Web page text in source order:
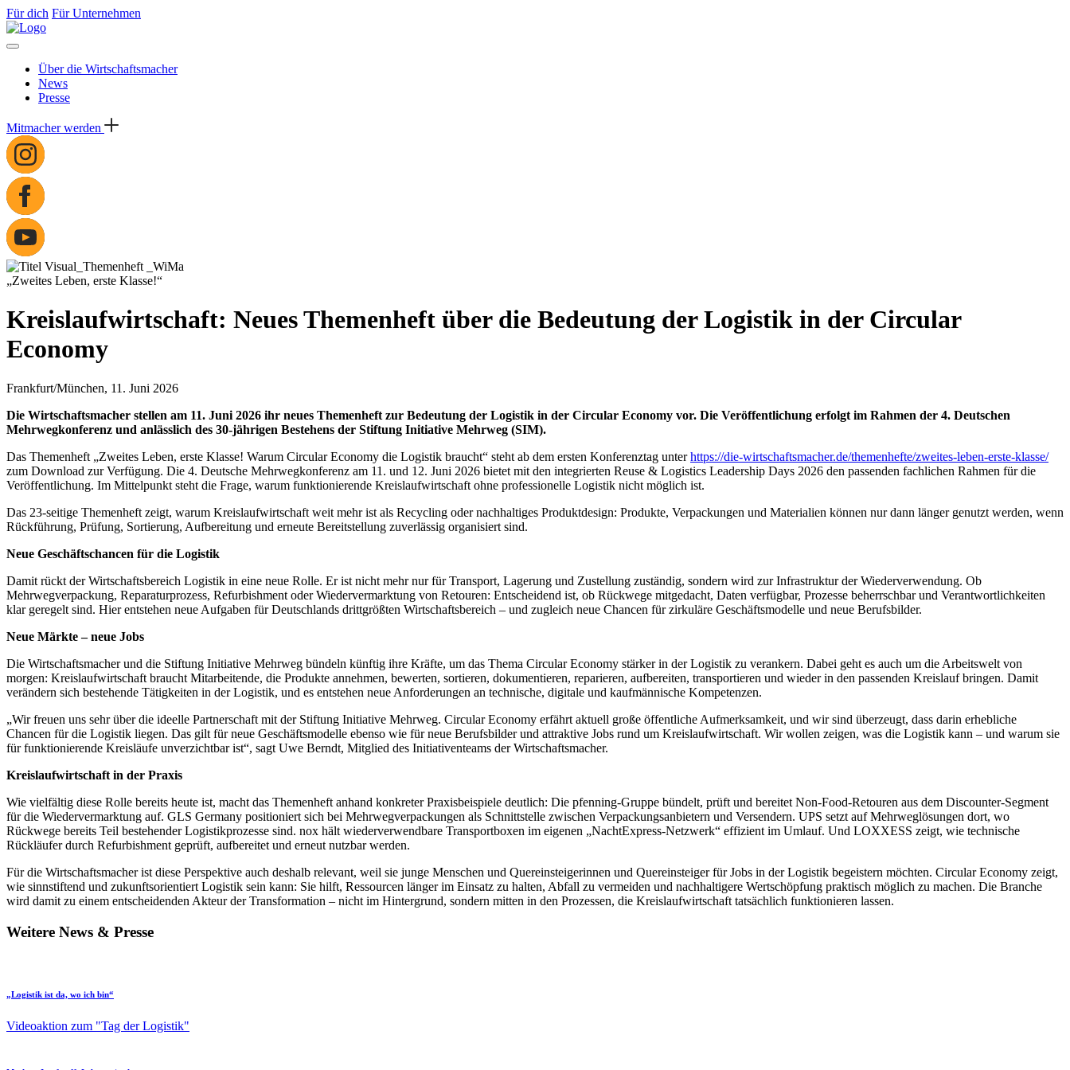
Für dich Für Unternehmen
Über die Wirtschaftsmacher
News
Presse
Mitmacher werden
„Zweites Leben, erste Klasse!“
Kreislaufwirtschaft: Neues Themenheft über die Bedeutung der Logistik in der Circular
Economy
Frankfurt/München, 11. Juni 2026
Die Wirtschaftsmacher stellen am 11. Juni 2026 ihr neues Themenheft zur Bedeutung der Logistik in der Circular Economy vor. Die Veröffentlichung erfolgt im Rahmen der 4. Deutschen
Mehrwegkonferenz und anlässlich des 30-jährigen Bestehens der Stiftung Initiative Mehrweg (SIM).
Das Themenheft „Zweites Leben, erste Klasse! Warum Circular Economy die Logistik braucht“ steht ab dem ersten Konferenztag unterhttps://die-wirtschaftsmacher.de/themenhefte/zweites-leben-erste-klasse/
zum Download zur Verfügung. Die 4. Deutsche Mehrwegkonferenz am 11. und 12. Juni 2026 bietet mit den integrierten Reuse & Logistics Leadership Days 2026 den passenden fachlichen Rahmen für die
Veröffentlichung. Im Mittelpunkt steht die Frage, warum funktionierende Kreislaufwirtschaft ohne professionelle Logistik nicht möglich ist.
Das 23-seitige Themenheft zeigt, warum Kreislaufwirtschaft weit mehr ist als Recycling oder nachhaltiges Produktdesign: Produkte, Verpackungen und Materialien können nur dann länger genutzt werden, wenn
Rückführung, Prüfung, Sortierung, Aufbereitung und erneute Bereitstellung zuverlässig organisiert sind.
Neue Geschäftschancen für die Logistik
Damit rückt der Wirtschaftsbereich Logistik in eine neue Rolle. Er ist nicht mehr nur für Transport, Lagerung und Zustellung zuständig, sondern wird zur Infrastruktur der Wiederverwendung. Ob
Mehrwegverpackung, Reparaturprozess, Refurbishment oder Wiedervermarktung von Retouren: Entscheidend ist, ob Rückwege mitgedacht, Daten verfügbar, Prozesse beherrschbar und Verantwortlichkeiten
klar geregelt sind. Hier entstehen neue Aufgaben für Deutschlands drittgrößten Wirtschaftsbereich – und zugleich neue Chancen für zirkuläre Geschäftsmodelle und neue Berufsbilder.
Neue Märkte – neue Jobs
Die Wirtschaftsmacher und die Stiftung Initiative Mehrweg bündeln künftig ihre Kräfte, um das Thema Circular Economy stärker in der Logistik zu verankern. Dabei geht es auch um die Arbeitswelt von
morgen: Kreislaufwirtschaft braucht Mitarbeitende, die Produkte annehmen, bewerten, sortieren, dokumentieren, reparieren, aufbereiten, transportieren und wieder in den passenden Kreislauf bringen. Damit
verändern sich bestehende Tätigkeiten in der Logistik, und es entstehen neue Anforderungen an technische, digitale und kaufmännische Kompetenzen.
„Wir freuen uns sehr über die ideelle Partnerschaft mit der Stiftung Initiative Mehrweg. Circular Economy erfährt aktuell große öffentliche Aufmerksamkeit, und wir sind überzeugt, dass darin erhebliche
Chancen für die Logistik liegen. Das gilt für neue Geschäftsmodelle ebenso wie für neue Berufsbilder und attraktive Jobs rund um Kreislaufwirtschaft. Wir wollen zeigen, was die Logistik kann – und warum sie
für funktionierende Kreisläufe unverzichtbar ist“, sagt Uwe Berndt, Mitglied des Initiativenteams der Wirtschaftsmacher.
Kreislaufwirtschaft in der Praxis
Wie vielfältig diese Rolle bereits heute ist, macht das Themenheft anhand konkreter Praxisbeispiele deutlich: Die pfenning-Gruppe bündelt, prüft und bereitet Non-Food-Retouren aus dem Discounter-Segment
für die Wiedervermarktung auf. GLS Germany positioniert sich bei Mehrwegverpackungen als Schnittstelle zwischen Verpackungsanbietern und Versendern. UPS setzt auf Mehrweglösungen dort, wo
Rückwege bereits Teil bestehender Logistikprozesse sind. nox hält wiederverwendbare Transportboxen im eigenen „NachtExpress-Netzwerk“ effizient im Umlauf. Und LOXXESS zeigt, wie technische
Rückläufer durch Refurbishment geprüft, aufbereitet und erneut nutzbar werden.
Für die Wirtschaftsmacher ist diese Perspektive auch deshalb relevant, weil sie junge Menschen und Quereinsteigerinnen und Quereinsteiger für Jobs in der Logistik begeistern möchten. Circular Economy zeigt,
wie sinnstiftend und zukunftsorientiert Logistik sein kann: Sie hilft, Ressourcen länger im Einsatz zu halten, Abfall zu vermeiden und nachhaltigere Wertschöpfung praktisch möglich zu machen. Die Branche
wird damit zu einem entscheidenden Akteur der Transformation – nicht im Hintergrund, sondern mitten in den Prozessen, die Kreislaufwirtschaft tatsächlich funktionieren lassen.
Weitere News & Presse
„Logistik ist da, wo ich bin“
Videoaktion zum "Tag der Logistik"